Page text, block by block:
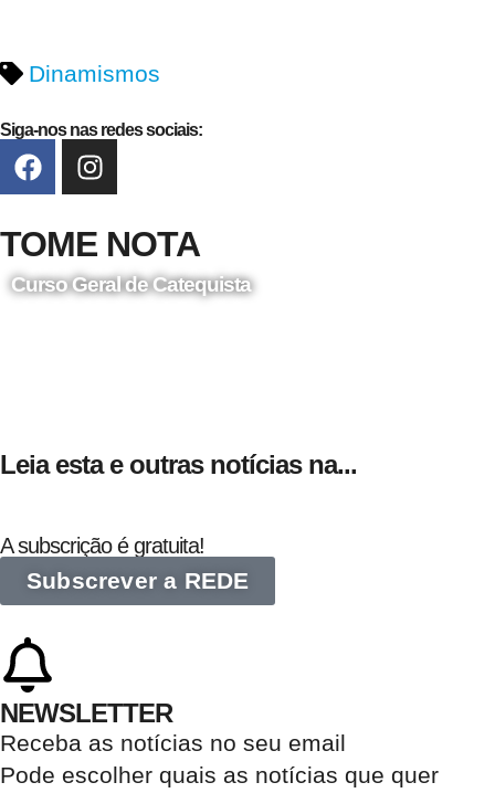
Dinamismos
Siga-nos nas redes sociais:
TOME NOTA
Curso Geral de Catequista
Leia esta e outras notícias na...
A subscrição é gratuita!
Subscrever a REDE
NEWSLETTER
Receba as notícias no seu email​
Pode escolher quais as notícias que quer